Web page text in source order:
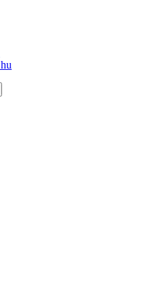
hu